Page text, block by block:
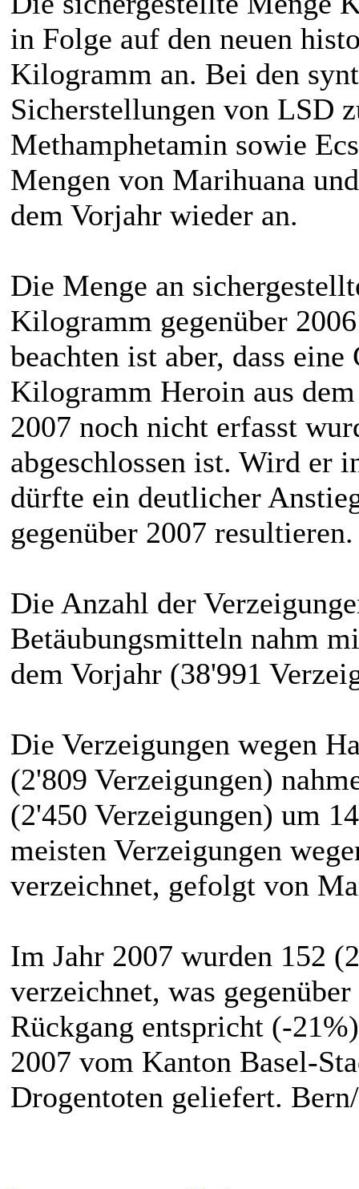
in Folge auf den neuen
Kilogramm an. Bei den
Sicherstellungen von LSD
Methamphetamin sowie
Mengen von Marihuana
dem Vorjahr wieder an.
Die Menge an
Kilogramm gegenüber
beachten ist aber, dass
Kilogramm Heroin aus
2007 noch nicht erfasst
abgeschlossen ist. Wird er
dürfte ein deutlicher
gegenüber 2007 resultieren.
Die Anzahl der
Betäubungsmitteln nahm
dem Vorjahr (38'991
Die Verzeigungen wegen
(2'809 Verzeigungen)
(2'450 Verzeigungen) um
meisten Verzeigungen
verzeichnet, gefolgt von
Im Jahr 2007 wurden 152
verzeichnet, was
Rückgang entspricht (-
2007 vom Kanton Basel-
Drogentoten geliefert.